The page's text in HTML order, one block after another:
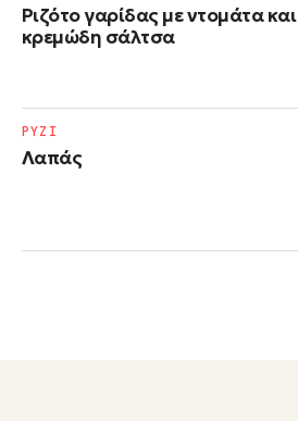
Ριζότο γαρίδας με ντομάτα και
κρεμώδη σάλτσα
Λαπάς
ΡΥΖΙ